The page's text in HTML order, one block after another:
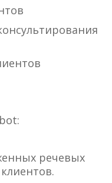
речевых